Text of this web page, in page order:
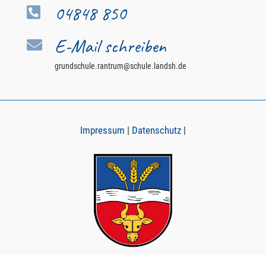
 04848 850
 E-Mail schreiben
grundschule.rantrum@schule.landsh.de
Impressum | Datenschutz|